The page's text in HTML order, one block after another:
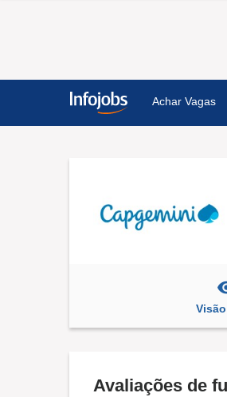
Achar Vagas
Avaliações de